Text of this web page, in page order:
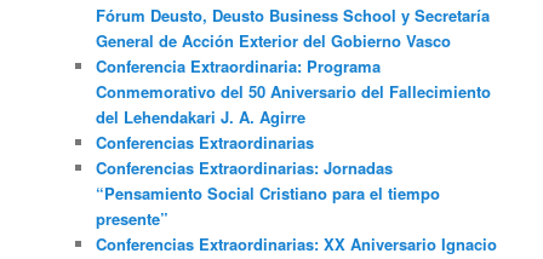
Fórum Deusto, Deusto Business School y Secretaría
General de Acción Exterior del Gobierno Vasco
Conferencia Extraordinaria: Programa
Conmemorativo del 50 Aniversario del Fallecimiento
del Lehendakari J. A. Agirre
Conferencias Extraordinarias
Conferencias Extraordinarias: Jornadas
“Pensamiento Social Cristiano para el tiempo
presente”
Conferencias Extraordinarias: XX Aniversario Ignacio